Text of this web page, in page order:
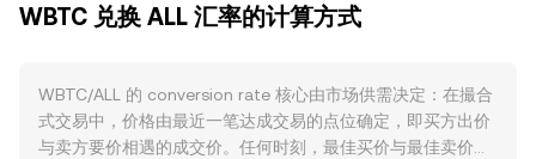
身没有类似比特币减半的发行规则，也不存在原生质押通胀，
主要用于以太坊及多链 DeFi 的抵押、流动性提供与清算资
产，链上借贷、DEX 交易、收益聚合策略和二层网络的活跃度
上升，都会提升对 WBTC 的使用需求；反之，DeFi 收益回落
WBTC 兑换 ALL 汇率的计算方式
WBTC/ALL 的 conversion rate 核心由市场供需决定：在撮合
式交易中，价格由最近一笔达成交易的点位确定，即买方出价
与卖方要价相遇的成交价。任何时刻，最佳买价与最佳卖价之